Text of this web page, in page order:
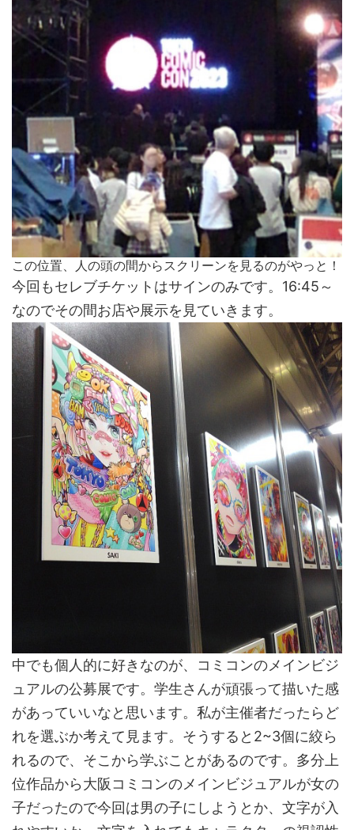
この位置、人の頭の間からスクリーンを見るのがやっと！
今回もセレブチケットはサインのみです。16:45～
なのでその間お店や展示を見ていきます。
中でも個人的に好きなのが、コミコンのメインビジ
ュアルの公募展です。学生さんが頑張って描いた感
があっていいなと思います。私が主催者だったらど
れを選ぶか考えて見ます。そうすると2~3個に絞ら
れるので、そこから学ぶことがあるのです。多分上
位作品から大阪コミコンのメインビジュアルが女の
子だったので今回は男の子にしようとか、文字が入